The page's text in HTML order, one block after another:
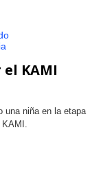
KAMI
una niña en la etapa
KAMI.